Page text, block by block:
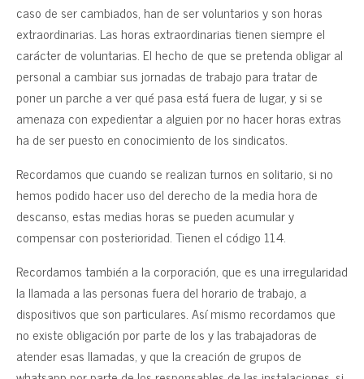
caso de ser cambiados, han de ser voluntarios y son horas
extraordinarias. Las horas extraordinarias tienen siempre el
carácter de voluntarias. El hecho de que se pretenda obligar al
personal a cambiar sus jornadas de trabajo para tratar de
poner un parche a ver qué pasa está fuera de lugar, y si se
amenaza con expedientar a alguien por no hacer horas extras
ha de ser puesto en conocimiento de los sindicatos.
Recordamos que cuando se realizan turnos en solitario, si no
hemos podido hacer uso del derecho de la media hora de
descanso, estas medias horas se pueden acumular y
compensar con posterioridad. Tienen el código 114.
Recordamos también a la corporación, que es una irregularidad
la llamada a las personas fuera del horario de trabajo, a
dispositivos que son particulares. Así mismo recordamos que
no existe obligación por parte de los y las trabajadoras de
atender esas llamadas, y que la creación de grupos de